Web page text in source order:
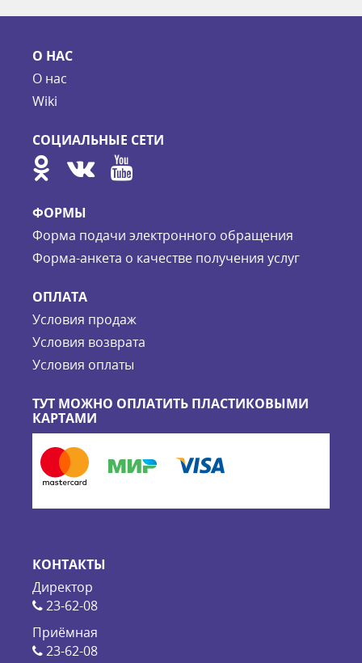
О НАС
О нас
Wiki
СОЦИАЛЬНЫЕ СЕТИ
ФОРМЫ
Форма подачи электронного обращения
Форма-анкета о качестве получения услуг
ОПЛАТА
Условия продаж
Условия возврата
Условия оплаты
ТУТ МОЖНО ОПЛАТИТЬ ПЛАСТИКОВЫМИ
КАРТАМИ
КОНТАКТЫ
Директор
23-62-08
Приёмная
23-62-08